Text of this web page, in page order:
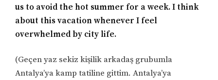
us to avoid the hot summer for a week. I think
about this vacation whenever I feel
overwhelmed by city life.
(Geçen yaz sekiz kişilik arkadaş grubumla
Antalya’ya kamp tatiline gittim. Antalya’ya